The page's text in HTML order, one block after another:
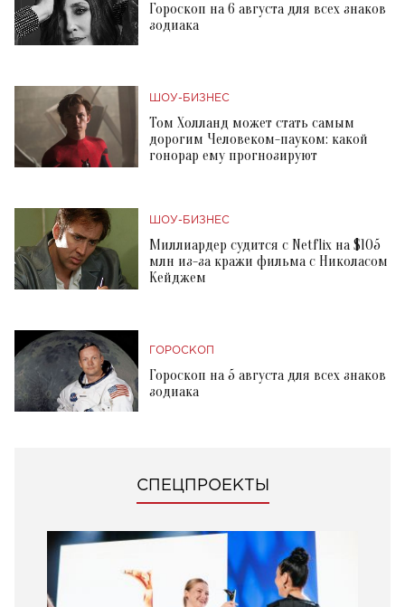
Гороскоп на 6 августа для всех знаков
зодиака
ШОУ-БИЗНЕС
Том Холланд может стать самым
дорогим Человеком-пауком: какой
гонорар ему прогнозируют
ШОУ-БИЗНЕС
Миллиардер судится с Netflix на $105
млн из-за кражи фильма с Николасом
Кейджем
ГОРОСКОП
Гороскоп на 5 августа для всех знаков
зодиака
СПЕЦПРОЕКТЫ